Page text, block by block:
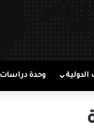
وحدة دراسات